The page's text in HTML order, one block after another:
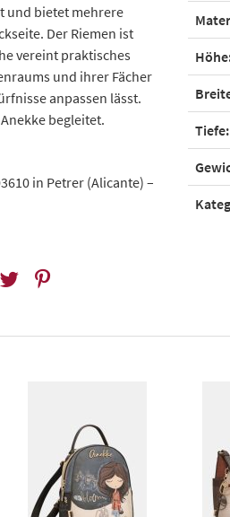
und bietet mehrere
Der Riemen ist
vereint praktisches
und ihrer Fächer
anpassen lässt.
begleitet.
in Petrer (Alicante) –
Tiefe: